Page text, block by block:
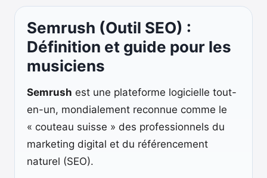
Semrush (Outil SEO) :
Définition et guide pour les
musiciens
Semrush est une plateforme logicielle tout-
en-un, mondialement reconnue comme le
« couteau suisse » des professionnels du
marketing digital et du référencement
naturel (SEO).